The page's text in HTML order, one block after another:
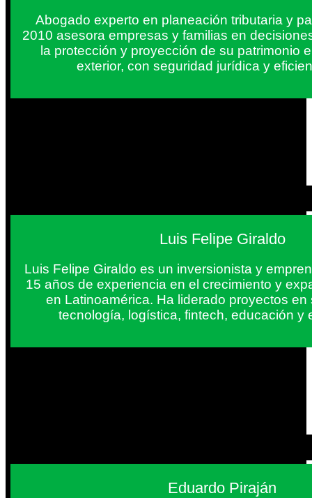
Abogado experto en planeación tributaria y
2010 asesora empresas y familias en
la protección y proyección de su patrimonio
exterior, con seguridad jurídica y
Luis Felipe Giraldo
Luis Felipe Giraldo es un inversionista y
15 años de experiencia en el crecimiento y
en Latinoamérica. Ha liderado proyectos en
tecnología, logística, fintech, educación y
Eduardo Piraján